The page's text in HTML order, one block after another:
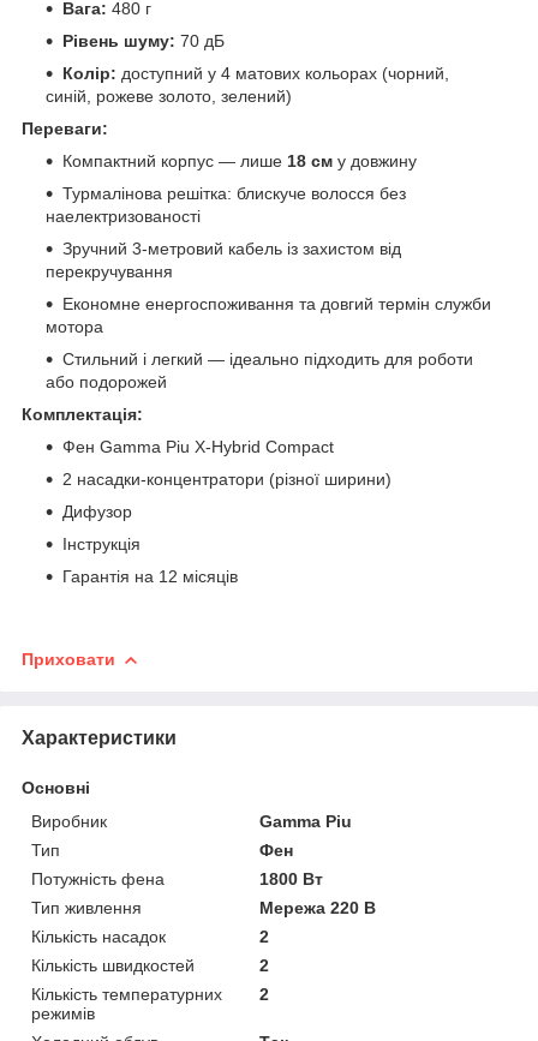
Вага: 480 г
Рівень шуму: 70 дБ
Колір: доступний у 4 матових кольорах (чорний,
синій, рожеве золото, зелений)
Переваги:
Компактний корпус — лише 18 см у довжину
Турмалінова решітка: блискуче волосся без
наелектризованості
Зручний 3-метровий кабель із захистом від
перекручування
Економне енергоспоживання та довгий термін служби
мотора
Стильний і легкий — ідеально підходить для роботи
або подорожей
Комплектація:
Фен Gamma Piu X-Hybrid Compact
2 насадки-концентратори (різної ширини)
Дифузор
Інструкція
Гарантія на 12 місяців
Приховати
Характеристики
Основні
Виробник
Gamma Piu
Тип
Фен
Потужність фена
1800 Вт
Тип живлення
Мережа 220 В
Кількість насадок
2
Кількість швидкостей
2
Кількість температурних
режимів
2